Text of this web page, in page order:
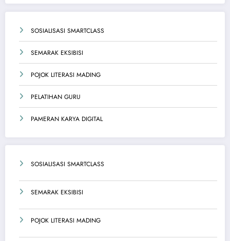
SOSIALISASI SMARTCLASS
SEMARAK EKSIBISI
POJOK LITERASI MADING
PELATIHAN GURU
PAMERAN KARYA DIGITAL
SOSIALISASI SMARTCLASS
SEMARAK EKSIBISI
POJOK LITERASI MADING